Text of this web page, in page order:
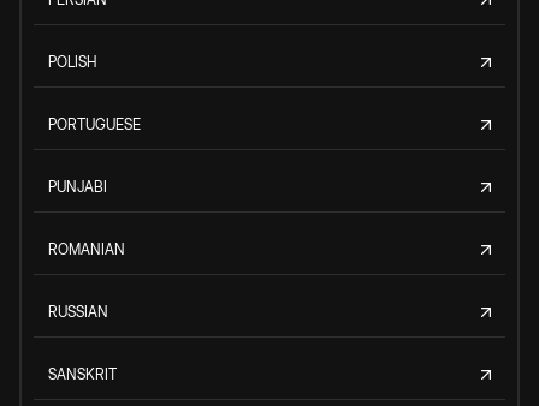
POLISH
PORTUGUESE
PUNJABI
ROMANIAN
RUSSIAN
SANSKRIT